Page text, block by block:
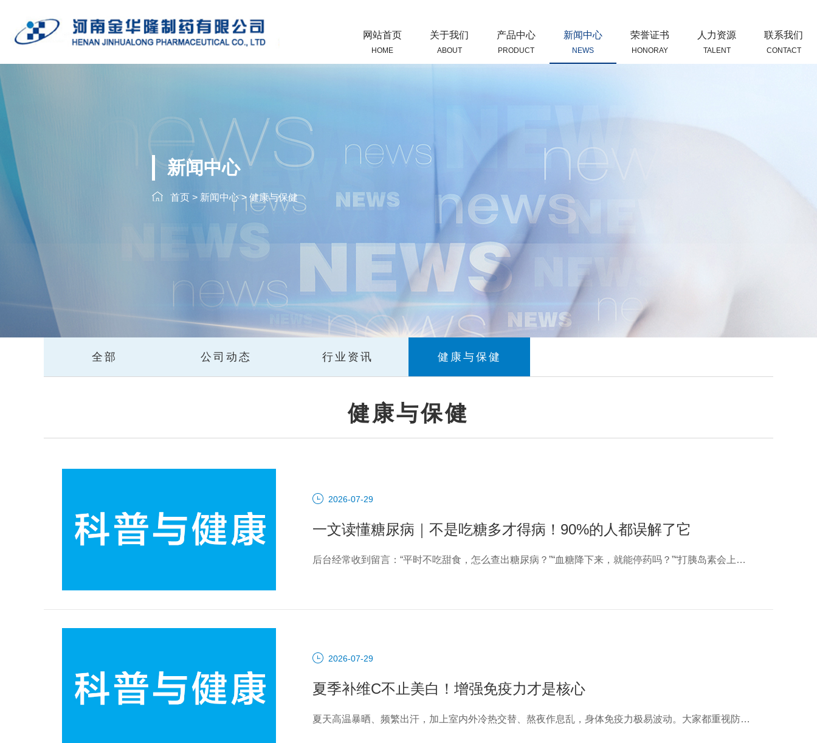
网站首页
HOME
关于我们
ABOUT
产品中心
PRODUCT
新闻中心
NEWS
荣誉证书
HONORAY
人力资源
TALENT
联系我们
CONTACT
新闻中心
首页 > 新闻中心> 健康与保健
全部 公司动态 行业资讯 健康与保健
健康与保健
2026-07-29
一文读懂糖尿病｜不是吃糖多才得病！90%的人都误解了它
后台经常收到留言：“平时不吃甜食，怎么查出糖尿病？”“血糖降下来，就能停药吗？”“打胰岛素会上瘾，能不打就不打？”作为高发慢性代谢病，糖尿病早已不是中老年专属，
2026-07-29
夏季补维C不止美白！增强免疫力才是核心
夏天高温暴晒、频繁出汗，加上室内外冷热交替、熬夜作息乱，身体免疫力极易波动。大家都重视防晒护肤，却常常忽略提升夏季免疫力的关键：补充维生素C，低成本筑牢身体防护